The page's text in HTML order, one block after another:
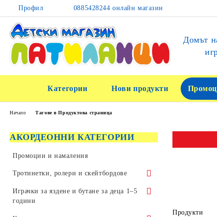
Профил 0885428244 онлайн магазин
Домът
Категории Нови продукти
АКОРДЕОННИ КАТЕГОРИИ
Промоции и намаления
Тротинетки, ролери и скейтбордове
Тротинетки за трикове и скачане
Играчки за яздене и бутане за деца 1–5
години
Начало Тагове в Продуктова страница
Продукти